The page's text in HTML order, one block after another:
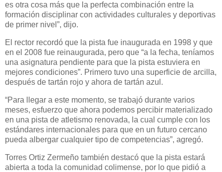
es otra cosa más que la perfecta combinación entre la
formación disciplinar con actividades culturales y deportivas
de primer nivel”, dijo.
El rector recordó que la pista fue inaugurada en 1998 y que
en el 2008 fue reinaugurada, pero que “a la fecha, teníamos
una asignatura pendiente para que la pista estuviera en
mejores condiciones”. Primero tuvo una superficie de arcilla,
después de tartán rojo y ahora de tartán azul.
“Para llegar a este momento, se trabajó durante varios
meses, esfuerzo que ahora podemos percibir materializado
en una pista de atletismo renovada, la cual cumple con los
estándares internacionales para que en un futuro cercano
pueda albergar cualquier tipo de competencias”, agregó.
Torres Ortiz Zermeño también destacó que la pista estará
abierta a toda la comunidad colimense, por lo que pidió a